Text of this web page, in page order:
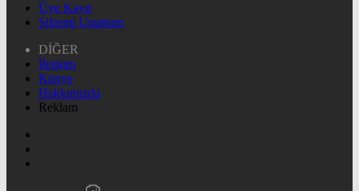
Üye Kayıt
Şifremi Unuttum
DİĞER
İletişim
Künye
Hakkımızda
Reklam